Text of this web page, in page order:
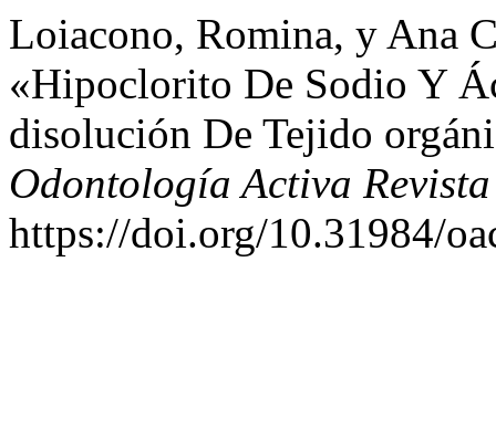
Loiacono, Romina, y Ana
«Hipoclorito De Sodio Y
disolución De Tejido
Odontología Activa
https://doi.org/10.31984/